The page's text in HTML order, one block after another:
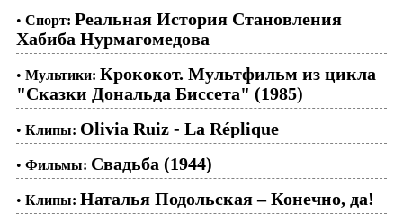
• Спорт: Реальная История Становления
Хабиба Нурмагомедова
• Мультики: Крококот. Мультфильм из цикла
"Сказки Дональда Биссета" (1985)
• Клипы: Olivia Ruiz - La Réplique
• Фильмы: Свадьба (1944)
• Клипы: Наталья Подольская – Конечно, да!